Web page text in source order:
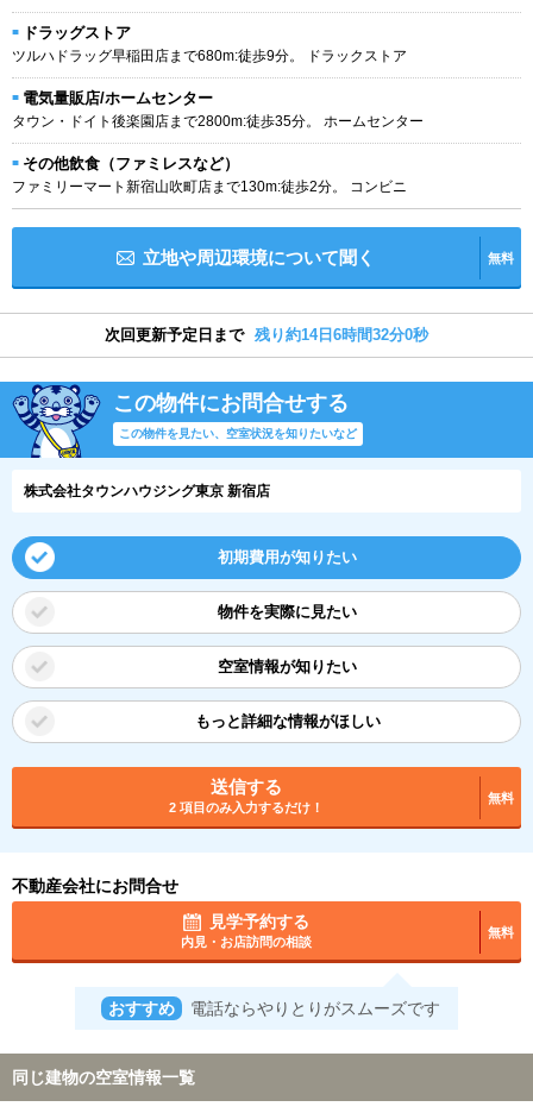
ドラッグストア
ツルハドラッグ早稲田店まで680m:徒歩9分。 ドラックストア
電気量販店/ホームセンター
タウン・ドイト後楽園店まで2800m:徒歩35分。 ホームセンター
その他飲食（ファミレスなど）
ファミリーマート新宿山吹町店まで130m:徒歩2分。 コンビニ
立地や周辺環境について聞く 無料
次回更新予定日まで 残り約14日6時間31分59秒
この物件にお問合せする
この物件を見たい、空室状況を知りたいなど
株式会社タウンハウジング東京 新宿店
初期費用が知りたい
物件を実際に見たい
空室情報が知りたい
もっと詳細な情報がほしい
送信する
2 項目のみ入力するだけ！
無料
不動産会社にお問合せ
見学予約する
内見・お店訪問の相談
無料
おすすめ 電話ならやりとりがスムーズです
同じ建物の空室情報一覧